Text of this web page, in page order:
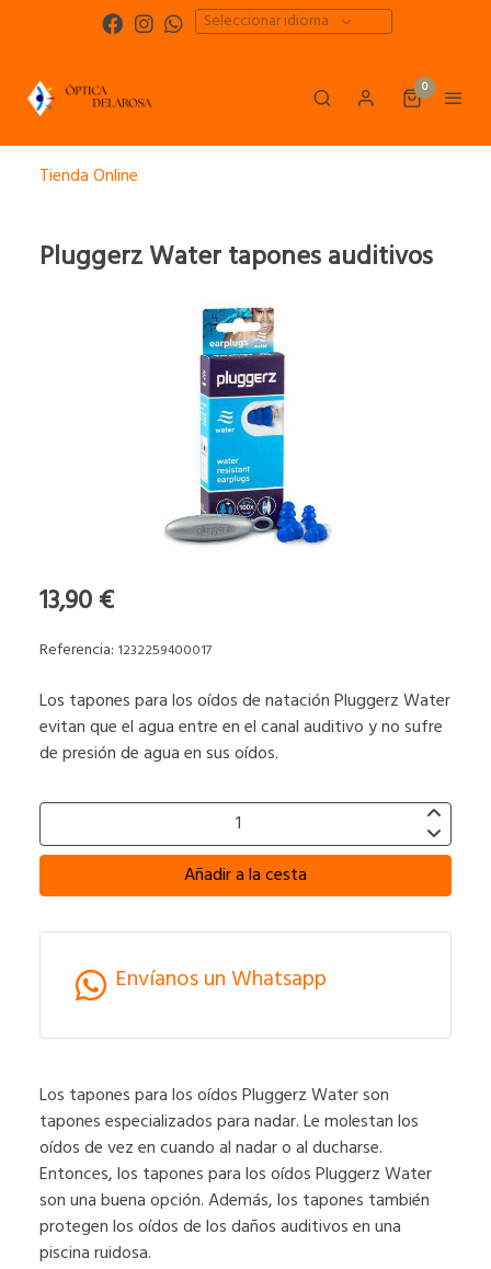
Seleccionar idioma
0
Tienda Online
Pluggerz Water tapones auditivos
13,90 €
Referencia: 1232259400017
Los tapones para los oídos de natación Pluggerz Water
evitan que el agua entre en el canal auditivo y no sufre
de presión de agua en sus oídos.
Añadir a la cesta
Envíanos un Whatsapp
Los tapones para los oídos Pluggerz Water son
tapones especializados para nadar. Le molestan los
oídos de vez en cuando al nadar o al ducharse.
Entonces, los tapones para los oídos Pluggerz Water
son una buena opción. Además, los tapones también
protegen los oídos de los daños auditivos en una
piscina ruidosa.